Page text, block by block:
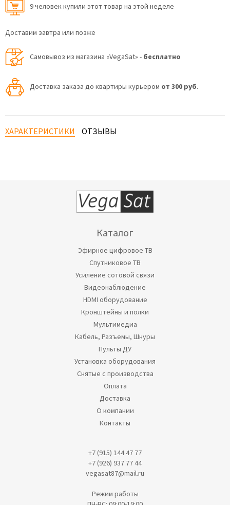
9 человек купили этот товар на этой неделе
Доставим завтра или позже
Самовывоз из магазина «VegaSat» - бесплатно
Доставка заказа до квартиры курьером от 300 руб.
ХАРАКТЕРИСТИКИ ОТЗЫВЫ
Каталог
Эфирное цифровое ТВ
Спутниковое ТВ
Усиление сотовой связи
Видеонаблюдение
HDMI оборудование
Кронштейны и полки
Мультимедиа
Кабель, Разъемы, Шнуры
Пульты ДУ
Установка оборудования
Снятые с производства
Оплата
Доставка
О компании
Контакты
+7 (915) 144 47 77
+7 (926) 937 77 44
vegasat87@mail.ru
Режим работы